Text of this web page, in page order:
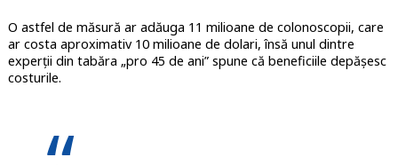
O astfel de măsură ar adăuga 11 milioane de colonoscopii, care
ar costa aproximativ 10 milioane de dolari, însă unul dintre
experții din tabăra „pro 45 de ani” spune că beneficiile depășesc
costurile.